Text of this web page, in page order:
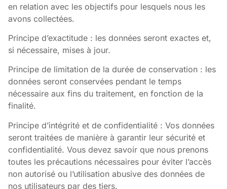
en relation avec les objectifs pour lesquels nous les
avons collectées.
Principe d’exactitude : les données seront exactes et,
si nécessaire, mises à jour.
Principe de limitation de la durée de conservation : les
données seront conservées pendant le temps
nécessaire aux fins du traitement, en fonction de la
finalité.
Principe d’intégrité et de confidentialité : Vos données
seront traitées de manière à garantir leur sécurité et
confidentialité. Vous devez savoir que nous prenons
toutes les précautions nécessaires pour éviter l’accès
non autorisé ou l’utilisation abusive des données de
nos utilisateurs par des tiers.